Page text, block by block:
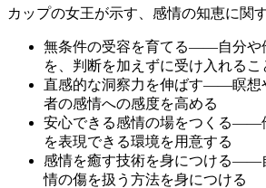
カップの女王が示す、感情の知恵に関
無条件の受容を育てる――自分や
を、判断を加えずに受け入れるこ
直感的な洞察力を伸ばす――瞑想
者の感情への感度を高める
安心できる感情の場をつくる――
を表現できる環境を用意する
感情を癒す技術を身につける――
情の傷を扱う方法を身につける